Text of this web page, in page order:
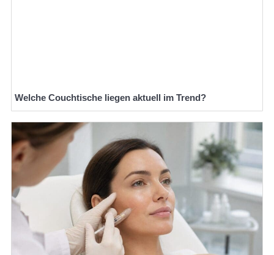
Welche Couchtische liegen aktuell im Trend?